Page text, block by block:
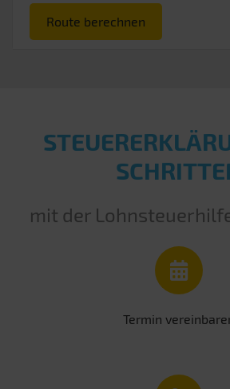
Route berechnen
mit der
Termin